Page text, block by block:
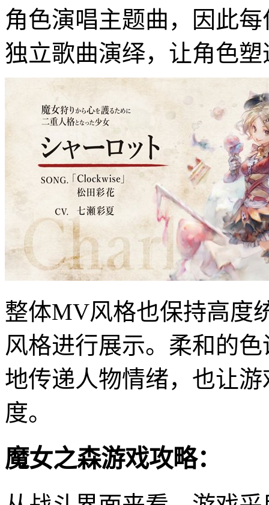
角色演唱主题曲，因此
独立歌曲演绎，让角色
整体MV风格也保持高度
风格进行展示。柔和的
地传递人物情绪，也让
度。
魔女之森游戏攻略：